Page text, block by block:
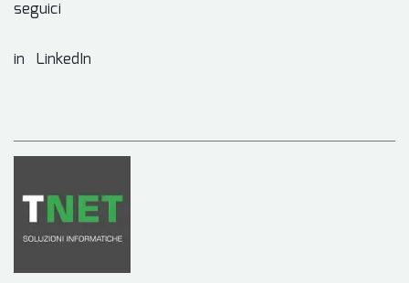
seguici
in LinkedIn